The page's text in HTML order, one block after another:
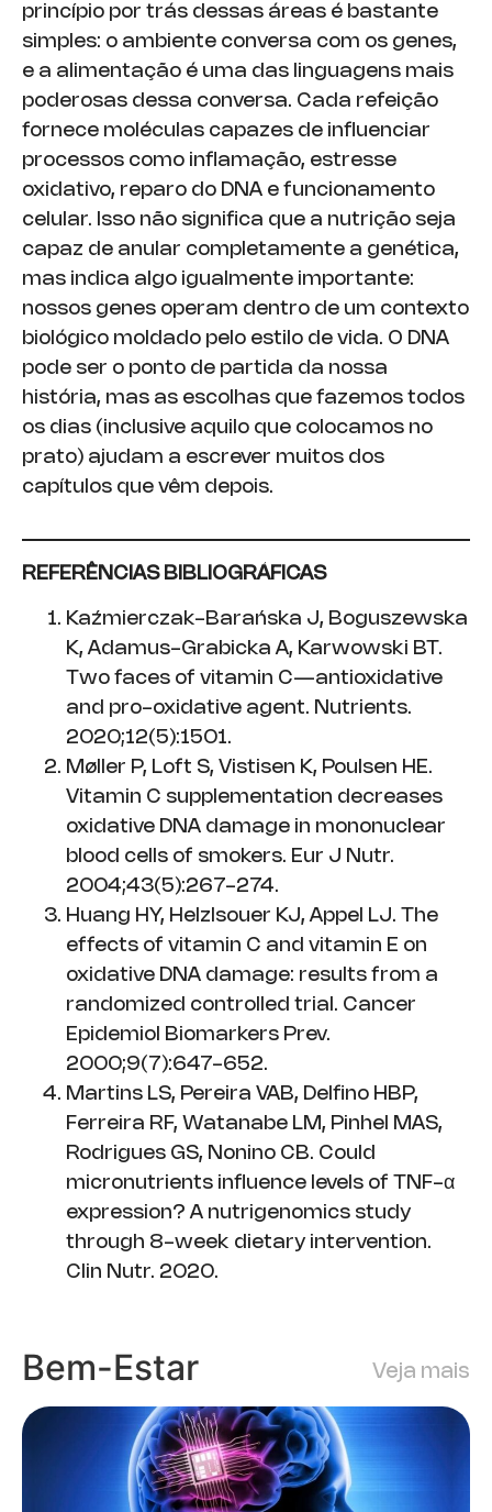
princípio por trás dessas áreas é bastante
simples: o ambiente conversa com os genes,
e a alimentação é uma das linguagens mais
poderosas dessa conversa. Cada refeição
fornece moléculas capazes de influenciar
processos como inflamação, estresse
oxidativo, reparo do DNA e funcionamento
celular. Isso não significa que a nutrição seja
capaz de anular completamente a genética,
mas indica algo igualmente importante:
nossos genes operam dentro de um contexto
biológico moldado pelo estilo de vida. O DNA
pode ser o ponto de partida da nossa
história, mas as escolhas que fazemos todos
os dias (inclusive aquilo que colocamos no
prato) ajudam a escrever muitos dos
capítulos que vêm depois.
REFERÊNCIAS BIBLIOGRÁFICAS
Kaźmierczak-Barańska J, Boguszewska
K, Adamus-Grabicka A, Karwowski BT.
Two faces of vitamin C—antioxidative
and pro-oxidative agent. Nutrients.
2020;12(5):1501.
Møller P, Loft S, Vistisen K, Poulsen HE.
Vitamin C supplementation decreases
oxidative DNA damage in mononuclear
blood cells of smokers. Eur J Nutr.
2004;43(5):267-274.
Huang HY, Helzlsouer KJ, Appel LJ. The
effects of vitamin C and vitamin E on
oxidative DNA damage: results from a
randomized controlled trial. Cancer
Epidemiol Biomarkers Prev.
2000;9(7):647-652.
Martins LS, Pereira VAB, Delfino HBP,
Ferreira RF, Watanabe LM, Pinhel MAS,
Rodrigues GS, Nonino CB. Could
micronutrients influence levels of TNF-α
expression? A nutrigenomics study
through 8-week dietary intervention.
Clin Nutr. 2020.
Bem-Estar Veja mais